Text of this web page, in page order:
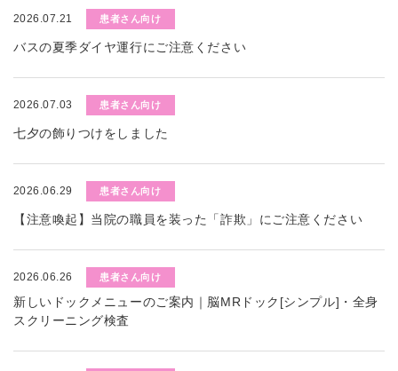
2026.07.21 患者さん向け
バスの夏季ダイヤ運行にご注意ください
2026.07.03 患者さん向け
七夕の飾りつけをしました
2026.06.29 患者さん向け
【注意喚起】当院の職員を装った「詐欺」にご注意ください
2026.06.26 患者さん向け
新しいドックメニューのご案内｜脳MRドック[シンプル]・全身
スクリーニング検査